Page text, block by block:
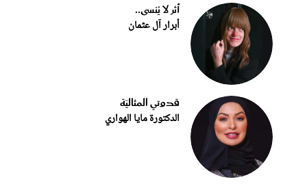
أثر لا يُنسى..
أبرار آل عثمان
قدوتي المثاليّة
الدكتورة مايا الهواري